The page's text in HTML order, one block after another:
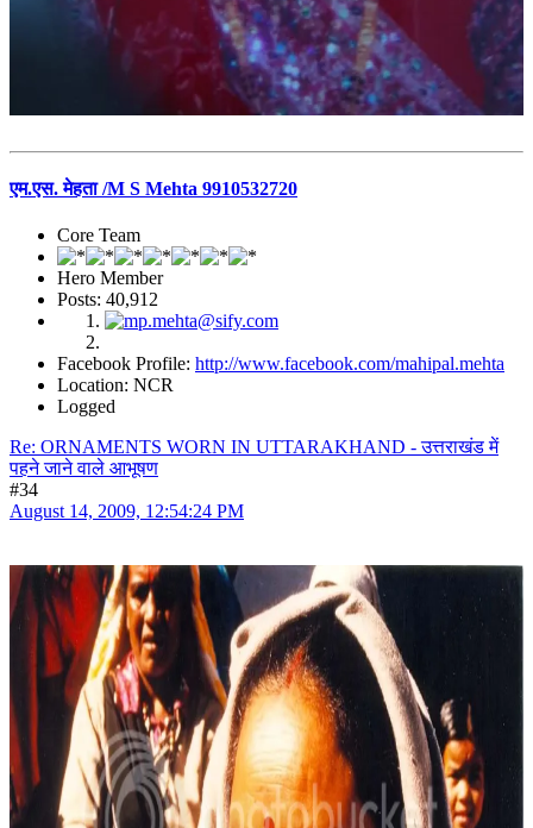
एम.एस. मेहता /M S Mehta 9910532720
Core Team
Hero Member
Posts: 40,912
Facebook Profile: http://www.facebook.com/mahipal.mehta
Location: NCR
Logged
Re: ORNAMENTS WORN IN UTTARAKHAND - उत्तराखंड में
पहने जाने वाले आभूषण
#34
August 14, 2009, 12:54:24 PM